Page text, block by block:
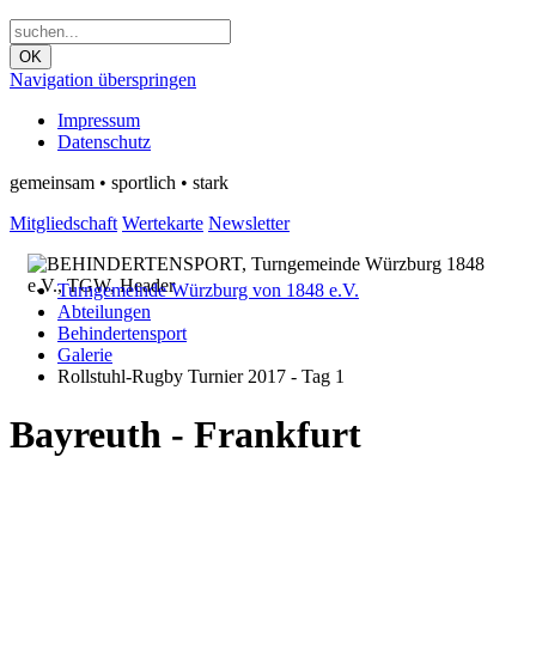
OK
Navigation überspringen
Impressum
Datenschutz
gemeinsam • sportlich • stark
Mitgliedschaft Wertekarte Newsletter
Turngemeinde Würzburg von 1848 e.V.
Abteilungen
Behindertensport
Galerie
Rollstuhl-Rugby Turnier 2017 - Tag 1
Bayreuth - Frankfurt